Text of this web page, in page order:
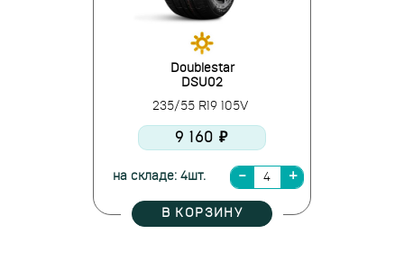
Doublestar
DSU02
235/55 R19 105V
9 160 ₽
на складе: 4шт.
В КОРЗИНУ